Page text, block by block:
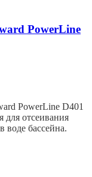
PowerLine
PowerLine D401
для отсеивания
воде бассейна.